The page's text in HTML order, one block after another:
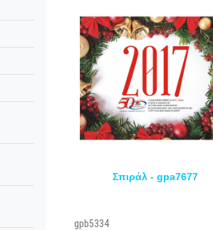
Σπιράλ - gpa7677
gpb5334